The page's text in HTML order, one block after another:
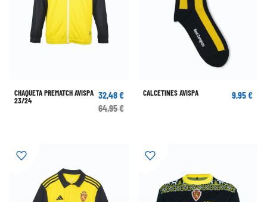
CHAQUETA PREMATCH AVISPA
23/24
32,48 €
64,95 €
CALCETINES AVISPA 9,95 €